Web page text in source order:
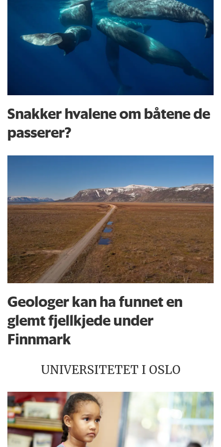
Snakker hvalene om båtene de
passerer?
Geologer kan ha funnet en
glemt fjellkjede under
Finnmark
UNIVERSITETET I OSLO